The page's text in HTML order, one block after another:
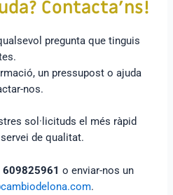
Contacta’ns!
pregunta que tinguis
un pressupost o ajuda
nos.
sol·licituds el més ràpid
de qualitat.
609825961 o enviar-nos un
.